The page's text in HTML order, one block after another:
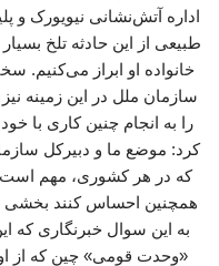
اداره آتش‌نشانی نیویورک و
طبیعی از این حادثه تلخ
خانواده او ابراز می‌کنیم.
سازمان ملل در این زمینه
را به انجام چنین کاری با
کرد: موضع ما و دبیرکل
که در هر کشوری، مهم است
همچنین احساس کنند بخشی
به این سوال خبرنگاری که
«وحدت قومی» چین که از